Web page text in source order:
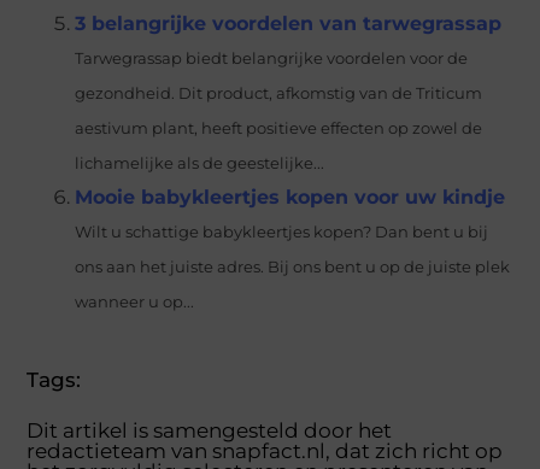
3 belangrijke voordelen van tarwegrassap
Tarwegrassap biedt belangrijke voordelen voor de
gezondheid. Dit product, afkomstig van de Triticum
aestivum plant, heeft positieve effecten op zowel de
lichamelijke als de geestelijke...
Mooie babykleertjes kopen voor uw kindje
Wilt u schattige babykleertjes kopen? Dan bent u bij
ons aan het juiste adres. Bij ons bent u op de juiste plek
wanneer u op...
Tags:
Dit artikel is samengesteld door het
redactieteam van snapfact.nl, dat zich richt op